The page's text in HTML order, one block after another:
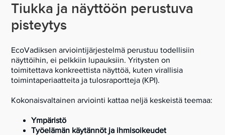
Tiukka ja näyttöön perustuva
pisteytys
EcoVadiksen arviointijärjestelmä perustuu todellisiin
näyttöihin, ei pelkkiin lupauksiin. Yritysten on
toimitettava konkreettista näyttöä, kuten virallisia
toimintaperiaatteita ja tulosraportteja (KPI).
Kokonaisvaltainen arviointi kattaa neljä keskeistä teemaa:
Ympäristö
Työelämän käytännöt ja ihmisoikeudet